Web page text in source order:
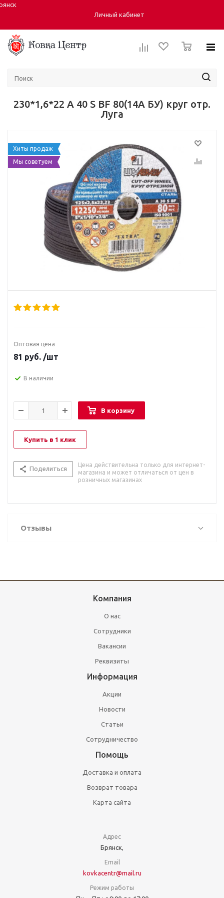
Личный кабинет
230*1,6*22 А 40 S BF 80(14A БУ) круг отр.
Луга
Хиты продаж
Мы советуем
Оптовая цена
81 руб. /шт
В наличии
В корзину
Купить в 1 клик
Поделиться
Цена действительна только для интернет-
магазина и может отличаться от цен в
розничных магазинах
Отзывы
Компания
О нас
Сотрудники
Вакансии
Реквизиты
Информация
Акции
Новости
Статьи
Сотрудничество
Помощь
Доставка и оплата
Возврат товара
Карта сайта
Адрес
Брянск,
Email
kovkacentr@mail.ru
Режим работы